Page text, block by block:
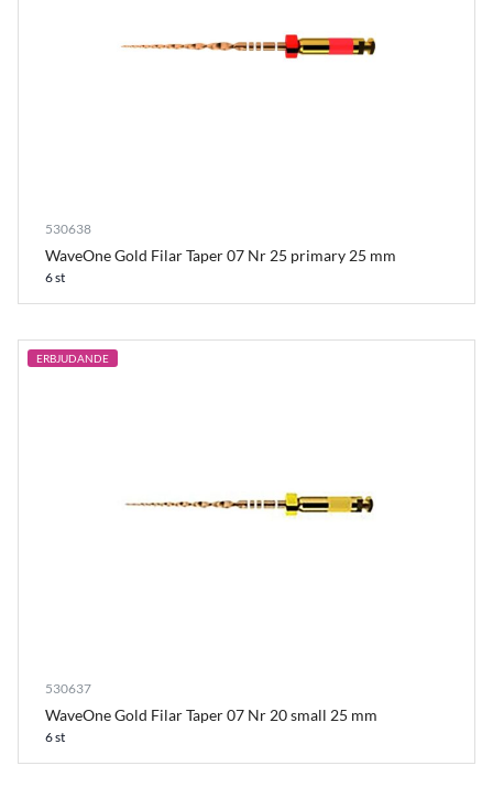
530638
WaveOne Gold Filar Taper 07 Nr 25 primary 25 mm
6 st
ERBJUDANDE
530637
WaveOne Gold Filar Taper 07 Nr 20 small 25 mm
6 st